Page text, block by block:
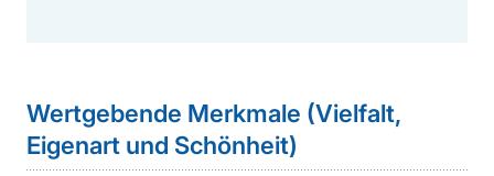
Wertgebende Merkmale (Vielfalt,
Eigenart und Schönheit)